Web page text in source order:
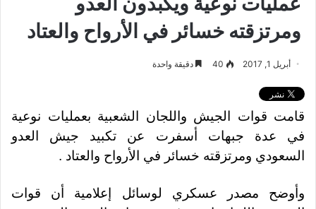
ومرتزقته خسائر في الأرواح والعتاد
أبريل 1, 2017 40 دقيقة واحدة
قامت قوات الجيش واللجان الشعبية بعمليات نوعية
في عدة جبهات أسفرت عن تكبيد جيش العدو
السعودي ومرتزقته خسائر في الأرواح والعتاد .
وأوضح مصدر عسكري لوسائل إعلامية أن قوات